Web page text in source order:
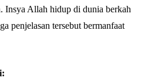
Insya Allah hidup di dunia berkah
penjelasan tersebut bermanfaat